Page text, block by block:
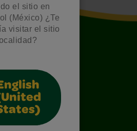
el sitio en
(México) ¿Te
visitar el sitio
of Interest